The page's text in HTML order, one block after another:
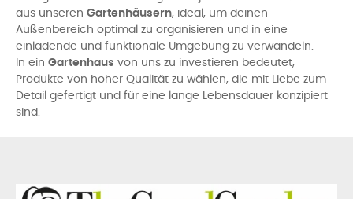
aus unseren Gartenhäusern, ideal, um deinen
Außenbereich optimal zu organisieren und in eine
einladende und funktionale Umgebung zu verwandeln.
In ein Gartenhaus von uns zu investieren bedeutet,
Produkte von hoher Qualität zu wählen, die mit Liebe zum
Detail gefertigt und für eine lange Lebensdauer konzipiert
sind.